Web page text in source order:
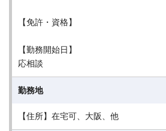
【免許・資格】
【勤務開始日】
応相談
勤務地
【住所】在宅可、大阪、他